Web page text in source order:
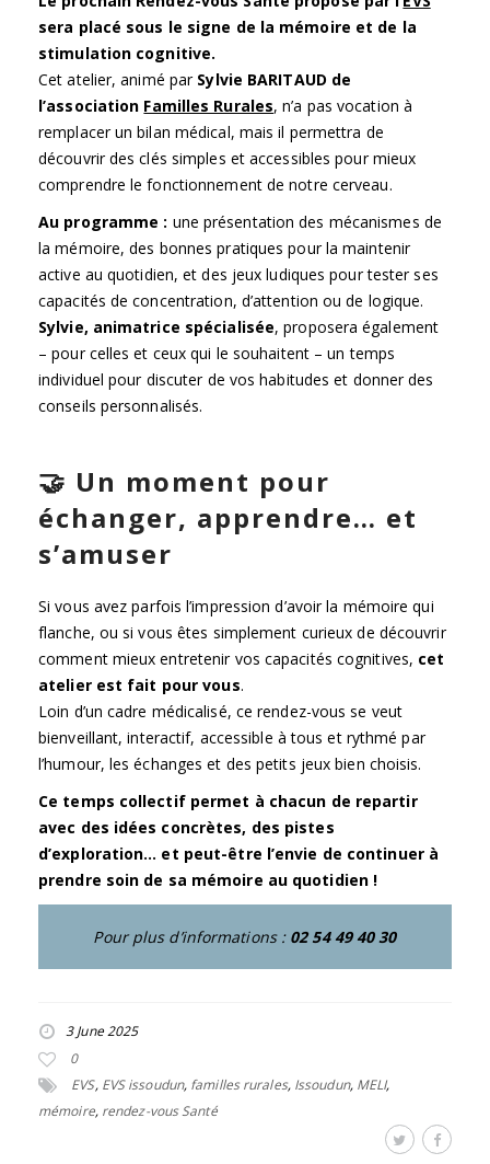
sera placé sous le signe de la mémoire et de la
stimulation cognitive.
Cet atelier, animé par Sylvie BARITAUD de
l’association Familles Rurales, n’a pas vocation à
remplacer un bilan médical, mais il permettra de
découvrir des clés simples et accessibles pour mieux
comprendre le fonctionnement de notre cerveau.
Au programme : une présentation des mécanismes de
la mémoire, des bonnes pratiques pour la maintenir
active au quotidien, et des jeux ludiques pour tester ses
capacités de concentration, d’attention ou de logique.
Sylvie, animatrice spécialisée, proposera également
– pour celles et ceux qui le souhaitent – un temps
individuel pour discuter de vos habitudes et donner des
conseils personnalisés.
🤝 Un moment pour
échanger, apprendre… et
s’amuser
Si vous avez parfois l’impression d’avoir la mémoire qui
flanche, ou si vous êtes simplement curieux de découvrir
comment mieux entretenir vos capacités cognitives, cet
atelier est fait pour vous.
Loin d’un cadre médicalisé, ce rendez-vous se veut
bienveillant, interactif, accessible à tous et rythmé par
l’humour, les échanges et des petits jeux bien choisis.
Ce temps collectif permet à chacun de repartir
avec des idées concrètes, des pistes
d’exploration… et peut-être l’envie de continuer à
prendre soin de sa mémoire au quotidien !
Pour plus d’informations :02 54 49 40 30
3 June 2025
0
EVS, EVS issoudun, familles rurales, Issoudun, MELI,
mémoire, rendez-vous Santé